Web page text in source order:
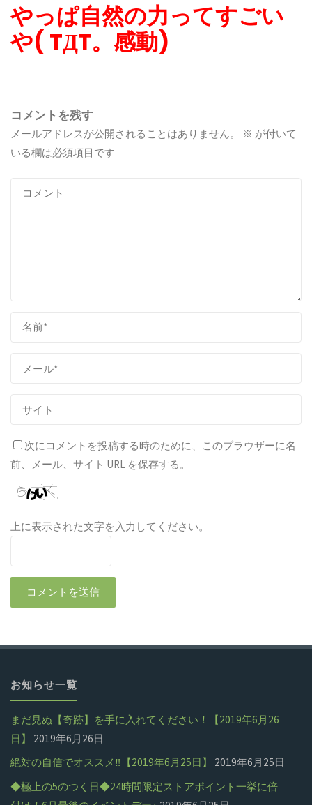
やっぱ自然の力ってすごい
や( TДT。感動)
コメントを残す
メールアドレスが公開されることはありません。 ※ が付いて
いる欄は必須項目です
次にコメントを投稿する時のために、このブラウザーに名
前、メール、サイト URL を保存する。
上に表示された文字を入力してください。
お知らせ一覧
まだ見ぬ【奇跡】を手に入れてください！【2019年6月26
日】
2019年6月26日
絶対の自信でオススメ‼【2019年6月25日】
2019年6月25日
◆極上の5のつく日◆24時間限定ストアポイント一挙に倍